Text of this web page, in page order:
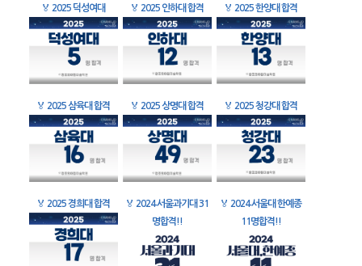
🏅 2025 덕성여대 🏅 2025 인하대 합격 🏅 2025 한양대 합격
🏅 2025 삼육대 합격 🏅 2025 상명대 합격 🏅 2025 청강대 합격
🏅 2025 경희대 합격 🏅 2024 서울과기대 31
명합격!!
🏅 2024 서울대 한예종
11명합격!!